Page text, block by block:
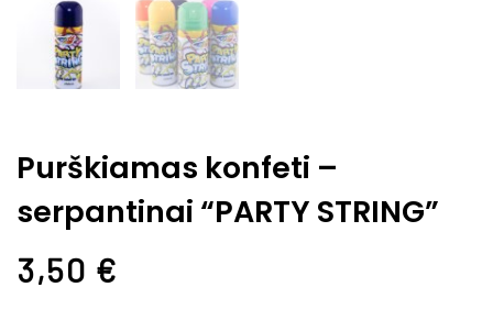
Purškiamas konfeti –
serpantinai “PARTY STRING”
3,50 €